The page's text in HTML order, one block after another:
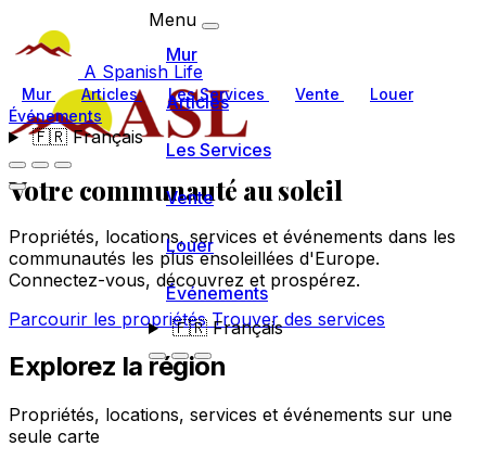
A Spanish Life
Mur Articles Les Services Vente
Louer
Événements
🇫🇷Français
Menu
Mur
Articles
Les Services
Vente
Louer
Événements
🇫🇷Français
Votre communauté au soleil
Propriétés, locations, services et événements dans les
communautés les plus ensoleillées d'Europe.
Connectez-vous, découvrez et prospérez.
Parcourir les propriétés Trouver des services
Explorez la région
Propriétés, locations, services et événements sur une
seule carte